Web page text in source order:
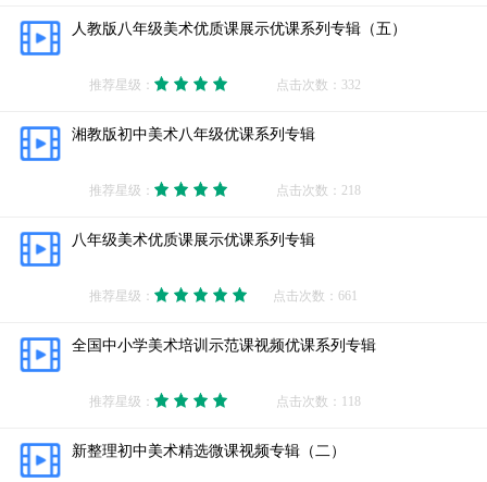
人教版八年级美术优质课展示优课系列专辑（五）
推荐星级： 点击次数：332
湘教版初中美术八年级优课系列专辑
推荐星级： 点击次数：218
八年级美术优质课展示优课系列专辑
推荐星级： 点击次数：661
全国中小学美术培训示范课视频优课系列专辑
推荐星级： 点击次数：118
新整理初中美术精选微课视频专辑（二）